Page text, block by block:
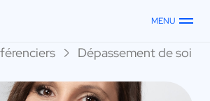
MENU
Dépassement de soi